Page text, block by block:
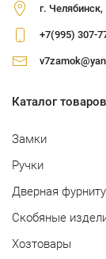
г. Челябинск,
+7(995) 307-
Каталог товаров
Замки
Ручки
Дверная
Скобяные
Хозтовары